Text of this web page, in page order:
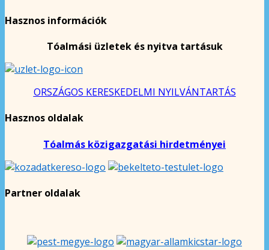
Hasznos információk
Tóalmási üzletek és nyitva tartásuk
ORSZÁGOS KERESKEDELMI NYILVÁNTARTÁS
Hasznos oldalak
Tóalmás közigazgatási hirdetményei
Partner oldalak